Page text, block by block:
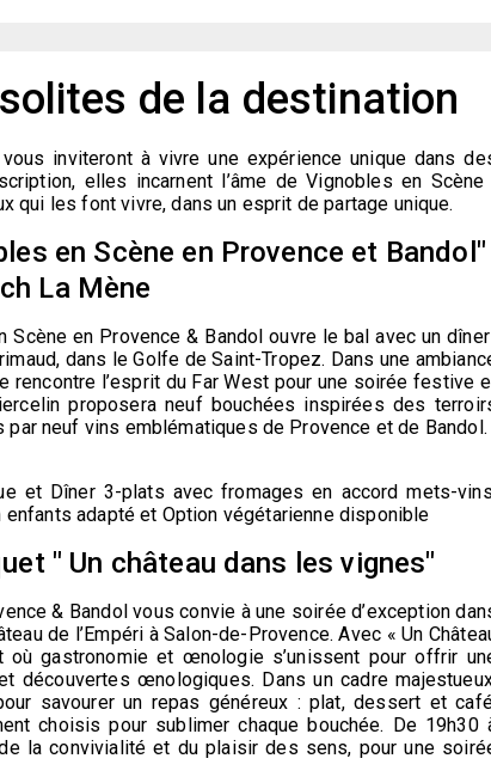
de la destination
inviteront à vivre une expérience unique dans
elles incarnent l’âme de Vignobles en Scène
qui les font vivre, dans un esprit de partage unique.
en Scène en Provence et Bandol"
La Mène
Scène en Provence & Bandol ouvre le bal avec un
dans le Golfe de Saint-Tropez. Dans une
rencontre l’esprit du Far West pour une soirée festive
proposera neuf bouchées inspirées des
par neuf vins emblématiques de Provence et de Bandol.
et Dîner3-plats avec fromages en accord mets-
enfants adapté et Option végétarienne disponible
" Un château dans les vignes"
& Bandol vous convie à une soirée d’exception
de l’Empéri à Salon-de-Provence. Avec « Un
gastronomie et œnologie s’unissent pour offrir
découvertes œnologiques. Dans un cadre
savourer un repas généreux : plat, dessert et
choisis pour sublimer chaque bouchée. De 19h30
la convivialité et du plaisir des sens, pour une